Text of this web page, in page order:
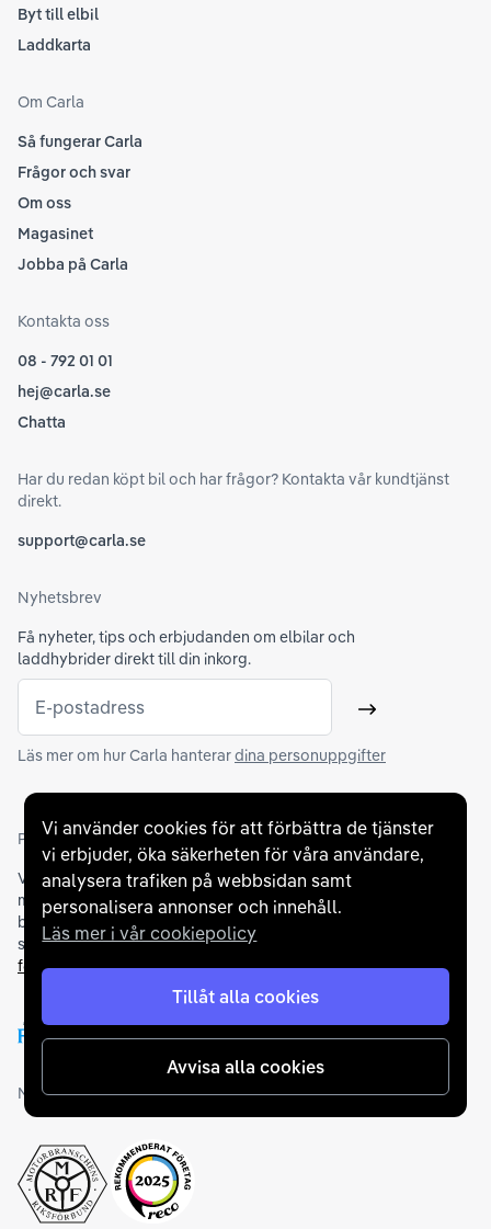
Vi använder cookies för att förbättra de tjänster
vi erbjuder, öka säkerheten för våra användare,
analysera trafiken på webbsidan samt
personalisera annonser och innehåll.
Läs mer i vår cookiepolicy
Tillåt alla cookies
Avvisa alla cookies
Byt till elbil
Laddkarta
Om Carla
Så fungerar Carla
Frågor och svar
Om oss
Magasinet
Jobba på Carla
Kontakta oss
08 - 792 01 01
hej@carla.se
Chatta
Har du redan köpt bil och har frågor? Kontakta vår kundtjänst
direkt.
support@carla.se
Nyhetsbrev
Få nyheter, tips och erbjudanden om elbilar och
laddhybrider direkt till din inkorg.
E-postadress Skicka
Läs mer om hur Carla hanterardina personuppgifter
Partners och betallösningar
Vi samarbetar medflertalet banker för att erbjuda dig bästa
möjliga finansieringslösning och stödjer en rad olika
betalningsmetoder. För att du ska känna dig trygg vid ditt köp
samarbetar vi med Folksam och AutoConcept gällande
försäkringar och garantier.
Medlemskap och utmärkelser